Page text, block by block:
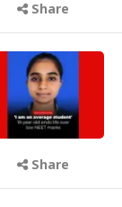
Share
Share